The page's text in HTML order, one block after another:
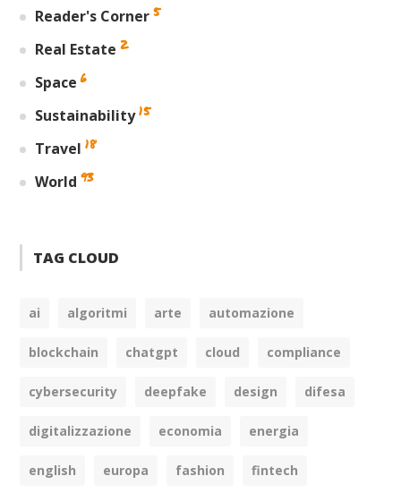
Reader's Corner 5
Real Estate 2
Space 6
Sustainability 15
Travel 18
World 93
TAG CLOUD
ai algoritmi arte automazione
blockchain chatgpt cloud compliance
cybersecurity deepfake design difesa
digitalizzazione economia energia
english europa fashion fintech